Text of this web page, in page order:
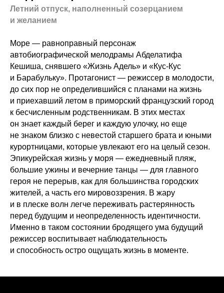
Летний отпуск, наполненный созерцанием
и желанием
Море — равноправный персонаж
автобиографической мелодрамы Абделатифа
Кешиша, снявшего «Жизнь Адель» и «Кус-Кус
и Барабульку». Протагонист — режиссер в молодости,
до сих пор не определившийся с планами на жизнь
и приехавший летом в приморский французский город
к бесчисленным родственникам. В этих местах
он знает каждый берег и каждую улочку, но еще
не знаком близко с невестой старшего брата и юными
курортницами, которые увлекают его на целый сезон.
Эпикурейская жизнь у моря — ежедневный пляж,
большие ужины и вечерние танцы — для главного
героя не перерыв, как для большинства городских
жителей, а часть его мировоззрения. В жару
и в плеске волн легче переживать растерянность
перед будущим и неопределенность идентичности.
Именно в таком состоянии бродящего ума будущий
режиссер воспитывает наблюдательность
и способность остро ощущать жизнь в моменте.